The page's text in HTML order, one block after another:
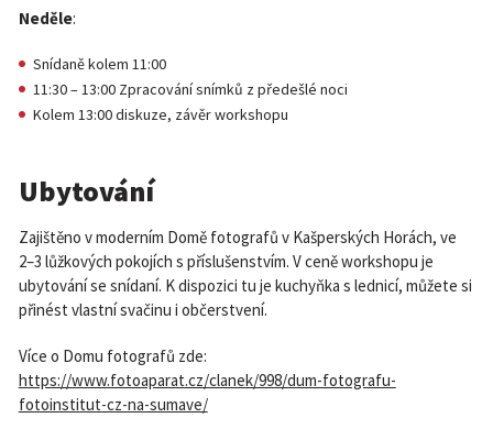
Neděle:
Snídaně kolem 11:00
11:30 – 13:00 Zpracování snímků z předešlé noci
Kolem 13:00 diskuze, závěr workshopu
Ubytování
Zajištěno v moderním Domě fotografů v Kašperských Horách, ve
2–3 lůžkových pokojích s příslušenstvím. V ceně workshopu je
ubytování se snídaní. K dispozici tu je kuchyňka s lednicí, můžete si
přinést vlastní svačinu i občerstvení.
Více o Domu fotografů zde:
https://www.fotoaparat.cz/clanek/998/dum-fotografu-
fotoinstitut-cz-na-sumave/